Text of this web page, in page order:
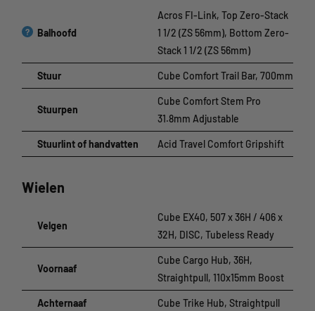
Balhoofd
?
Acros FI-Link, Top Zero-Stack
1 1/2 (ZS 56mm), Bottom Zero-
Stack 1 1/2 (ZS 56mm)
Stuur Cube Comfort Trail Bar, 700mm
Stuurpen
Cube Comfort Stem Pro
31.8mm Adjustable
Stuurlint of handvatten Acid Travel Comfort Gripshift
Wielen
Velgen
Cube EX40, 507 x 36H / 406 x
32H, DISC, Tubeless Ready
Voornaaf
Cube Cargo Hub, 36H,
Straightpull, 110x15mm Boost
Achternaaf Cube Trike Hub, Straightpull